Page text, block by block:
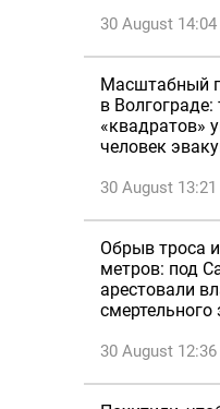
30 August 14:04
Масштабный
в Волгограде:
«квадратов»
человек
30 August 13:21
Обрыв троса
метров: под
арестовали
смертельного
30 August 12:36